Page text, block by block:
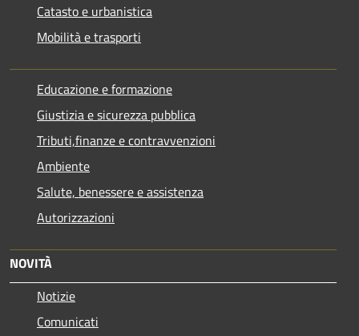
Catasto e urbanistica
Mobilità e trasporti
Educazione e formazione
Giustizia e sicurezza pubblica
Tributi,finanze e contravvenzioni
Ambiente
Salute, benessere e assistenza
Autorizzazioni
NOVITÀ
Notizie
Comunicati